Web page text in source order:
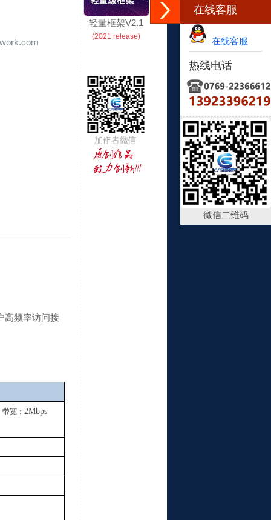
在线客服
在线客服
热线电话
微信二维码
高频率访问接
带宽： 2Mbps
轻量框架V2.1
(2021 release)